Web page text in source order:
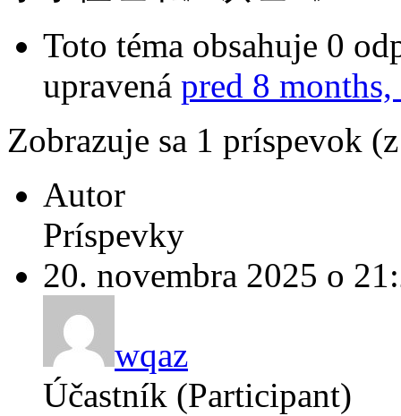
Toto téma obsahuje 0
upravená pred 8 months,
Zobrazuje sa 1 príspevok
Autor
Príspevky
20. novembra 2025 o
wqaz
Účastník (Participant)